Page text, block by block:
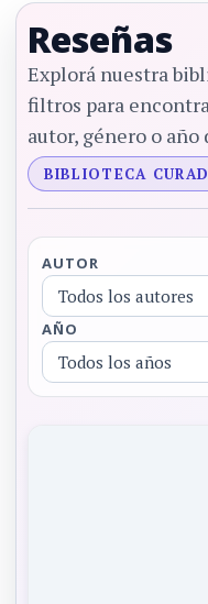
Reseñas
Explorá nuestra
filtros para
autor, género o
BIBLIOTECA
AUTOR
AÑO